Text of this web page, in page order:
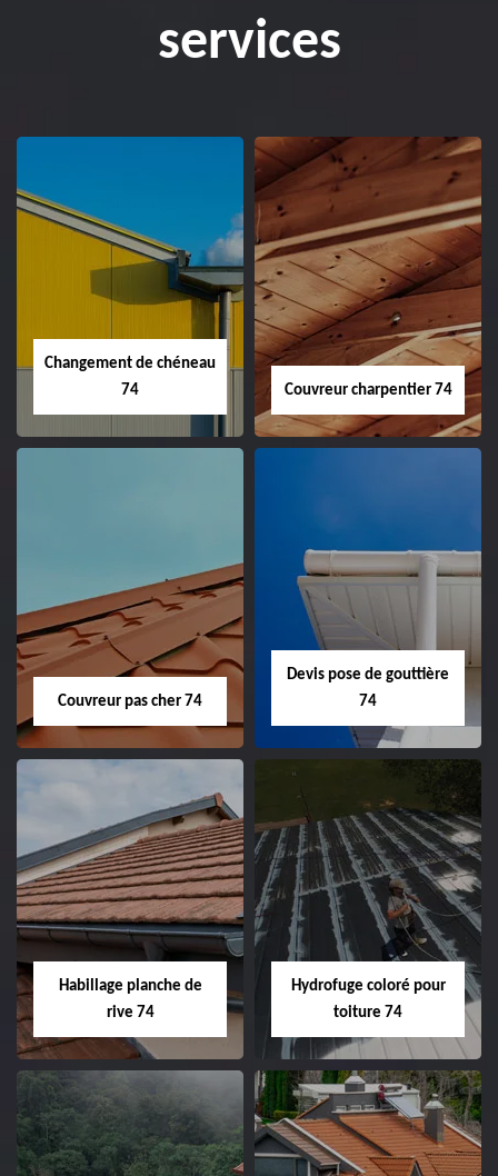
services
Changement de chéneau
74
Couvreur charpentier 74
Couvreur pas cher 74
Devis pose de gouttière
74
Habillage planche de
rive 74
Hydrofuge coloré pour
toiture 74